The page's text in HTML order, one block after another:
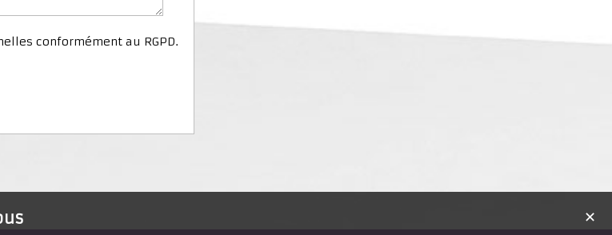
conformément au RGPD.
✕